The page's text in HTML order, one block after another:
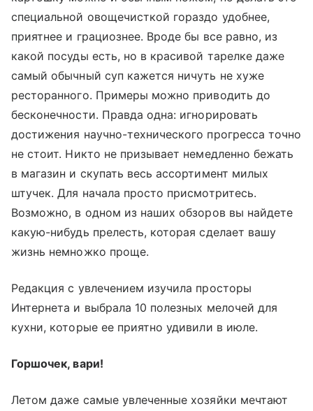
специальной овощечисткой гораздо удобнее,
приятнее и грациознее. Вроде бы все равно, из
какой посуды есть, но в красивой тарелке даже
самый обычный суп кажется ничуть не хуже
ресторанного. Примеры можно приводить до
бесконечности. Правда одна: игнорировать
достижения научно-технического прогресса точно
не стоит. Никто не призывает немедленно бежать
в магазин и скупать весь ассортимент милых
штучек. Для начала просто присмотритесь.
Возможно, в одном из наших обзоров вы найдете
какую-нибудь прелесть, которая сделает вашу
жизнь немножко проще.
Редакция с увлечением изучила просторы
Интернета и выбрала 10 полезных мелочей для
кухни, которые ее приятно удивили в июле.
Горшочек, вари!
Летом даже самые увлеченные хозяйки мечтают